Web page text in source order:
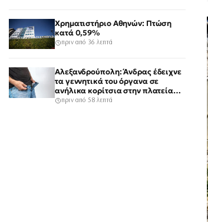
Χρηματιστήριο Αθηνών: Πτώση
κατά 0,59%
πριν από 36 λεπτά
Αλεξανδρούπολη: Άνδρας έδειχνε
τα γεννητικά του όργανα σε
ανήλικα κορίτσια στην πλατεία
του χωριού Άβαντας
πριν από 58 λεπτά